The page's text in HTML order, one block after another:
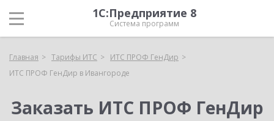
1С:Предприятие 8
Система программ
Главная Тарифы ИТС
ИТС ПРОФ ГенДир
ИТС ПРОФ ГенДир в Ивангороде
Заказать ИТС ПРОФ ГенДир